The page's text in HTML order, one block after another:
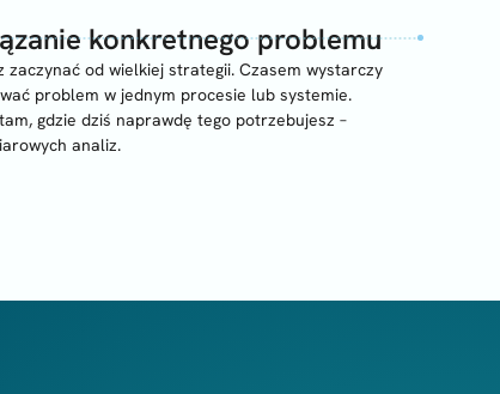
konkretnego problemu
zaczynać od wielkiej strategii. Czasem wystarczy
problem w jednym procesie lub systemie.
gdzie dziś naprawdę tego potrzebujesz –
analiz.